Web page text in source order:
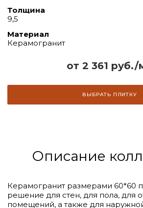
от 2 361 руб./
ВЫБРАТЬ ПЛИТКУ
Толщина
9,5
Материал
Керамогранит
Описание
Керамогранит размерами 60*60
решение для стен, для пола, для
помещений, а также для